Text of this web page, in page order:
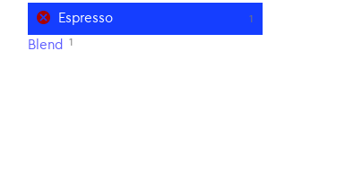
Espresso 1
Blend 1